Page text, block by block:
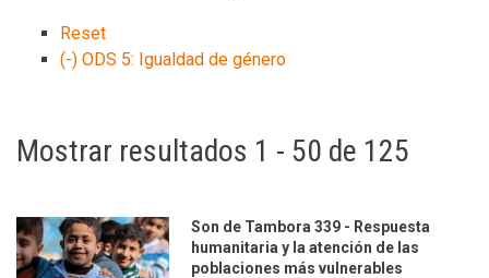
Reset
(-) ODS 5: Igualdad de género
Mostrar resultados 1 - 50 de 125
Son de Tambora 339 - Respuesta
humanitaria y la atención de las
poblaciones más vulnerables